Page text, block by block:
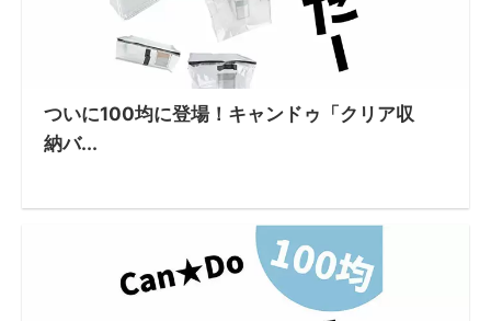
ついに100均に登場！キャンドゥ「クリア収
納バ...